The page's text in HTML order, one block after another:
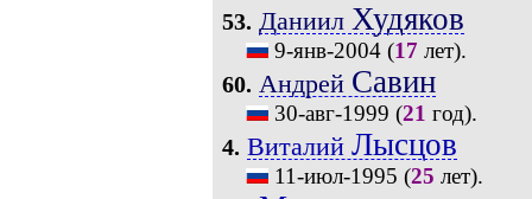
53. Даниил Худяков
9-янв-2004(17 лет).
60. Андрей Савин
30-авг-1999 (21 год).
4. Виталий Лысцов
11-июл-1995 (25 лет).